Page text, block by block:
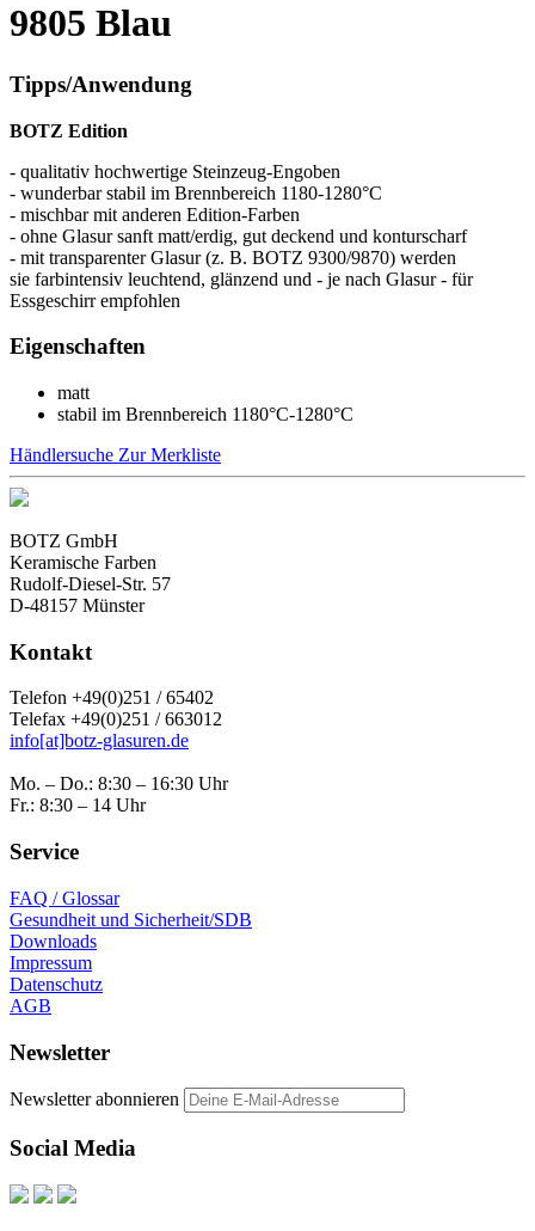
9805 Blau
Tipps/Anwendung
BOTZ Edition
- qualitativ hochwertige Steinzeug-Engoben
- wunderbar stabil im Brennbereich 1180-1280°C
- mischbar mit anderen Edition-Farben
- ohne Glasur sanft matt/erdig, gut deckend und konturscharf
- mit transparenter Glasur (z. B. BOTZ 9300/9870) werden
sie farbintensiv leuchtend, glänzend und - je nach Glasur - für
Essgeschirr empfohlen
Eigenschaften
matt
stabil im Brennbereich 1180°C-1280°C
Händlersuche Zur Merkliste
BOTZ GmbH
Keramische Farben
Rudolf-Diesel-Str. 57
D-48157 Münster
Kontakt
Telefon +49(0)251 / 65402
Telefax +49(0)251 / 663012
info[at]botz-glasuren.de
Mo. – Do.: 8:30 – 16:30 Uhr
Fr.: 8:30 – 14 Uhr
Service
FAQ / Glossar
Gesundheit und Sicherheit/SDB
Downloads
Impressum
Datenschutz
AGB
Newsletter
Newsletter abonnieren
Social Media